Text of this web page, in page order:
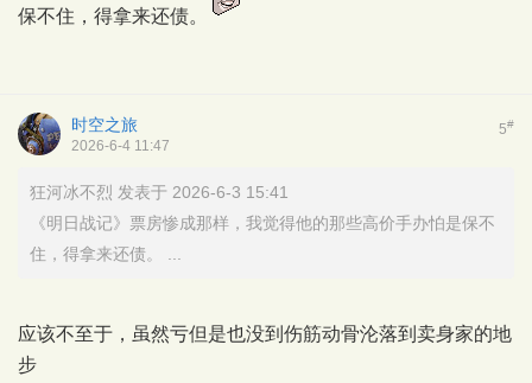
保不住，得拿来还债。
5#
时空之旅
2026-6-4 11:47
狂河冰不烈 发表于 2026-6-3 15:41
《明日战记》票房惨成那样，我觉得他的那些高价手办怕是保不
住，得拿来还债。 ...
应该不至于，虽然亏但是也没到伤筋动骨沦落到卖身家的地
步